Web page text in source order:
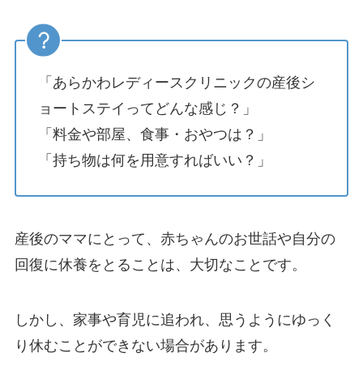
「あらかわレディースクリニックの産後シ
ョートステイってどんな感じ？」
「料金や部屋、食事・おやつは？」
「持ち物は何を用意すればいい？」
産後のママにとって、赤ちゃんのお世話や自分の
回復に休養をとることは、大切なことです。
しかし、家事や育児に追われ、思うようにゆっく
り休むことができない場合があります。